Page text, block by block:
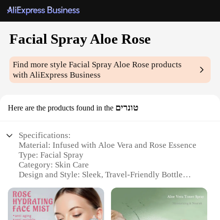
Facial Spray Aloe Rose
Find more styleFacial Spray Aloe Rose products
with AliExpress Business
Here are the products found in the טונרים
Specifications:
Material: Infused with Aloe Vera and Rose Essence
Type: Facial Spray
Category: Skin Care
Design and Style: Sleek, Travel-Friendly Bottle
Performance and Property: Lightweight, Non-
Greasy Formula
Parts and Accessories: Includes a Mist Sprayer for